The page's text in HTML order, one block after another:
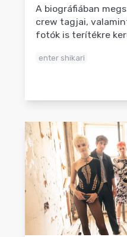
A biográfiában
crew tagjai,
fotók is terítékre
enter shikari